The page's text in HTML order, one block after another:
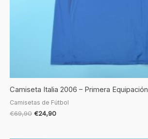
Camiseta Italia 2006 – Primera Equipación
Camisetas de Fútbol
€69,90 €24,90